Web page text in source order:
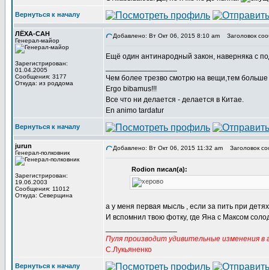
Вернуться к началу
ЛЁХА-САН
Генерал-майор
Зарегистрирован:
01.04.2005
Сообщения: 3177
Откуда: из роддома
Добавлено: Вт Окт 06, 2015 8:10 am Заголовок
Ещё один антинародный закон, наверняка с
Чем более трезво смотрю на вещи,тем больше
Ergo bibamus!!!
Все что ни делается - делается в Китае.
En animo tardatur
Вернуться к началу
jurun
Генерал-полковник
Зарегистрирован:
19.06.2003
Сообщения: 11012
Откуда: Северщина
Добавлено: Вт Окт 06, 2015 11:32 am Заголовок
Rodion писал(а):
а у меня первая мысль , если за пить при
И вспомнил твою фотку, где Яна с Максом
Пуля производит удивительные изменения в
С.Лукьяненко
Вернуться к началу